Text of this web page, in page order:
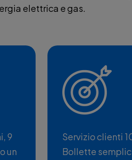
elettrica e gas.
9
un
Servizio clienti
Bollette